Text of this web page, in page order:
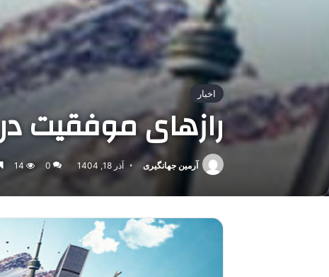
اخبار
رازهای موفقیت
آرمین جهانگیری آذر 18, 1404 0
14